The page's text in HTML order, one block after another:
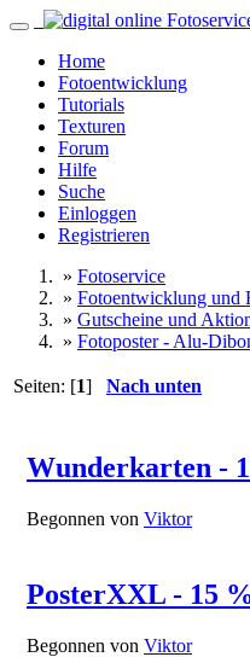
Home
Fotoentwicklung
Tutorials
Texturen
Forum
Hilfe
Suche
Einloggen
Registrieren
» Fotoservice
» Fotoentwicklung und
» Gutscheine und
» Fotoposter - Alu-
Seiten: [1] Nach unten
Wunderkarten -
Begonnen von Viktor
PosterXXL - 15
Begonnen von Viktor